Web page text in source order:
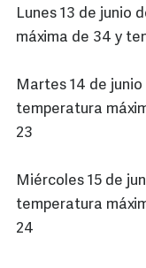
Lunes 13 de junio
máxima de 34 y
Martes 14 de
temperatura
23
Miércoles 15 de
temperatura
24